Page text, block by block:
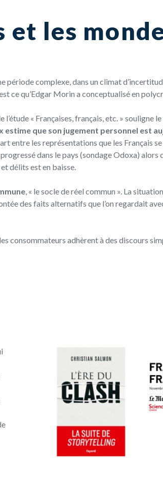
et les
période complexe, dans un climat
ce qu’Edgar Morin a conceptualisé en
« Françaises, français, etc. » souligne
estime que son jugement personnel est
entre les représentations que les Français
dans le pays (sondage Odoxa)
délits est en baisse.
, « le socle de réel commun ». La
des faits alternatifs que l’on regardait
consommateurs adhèrent à des discours